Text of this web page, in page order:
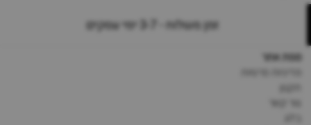
זמן משלוח - 3-7 ימי עסקים
מפת אתר
צור קשר